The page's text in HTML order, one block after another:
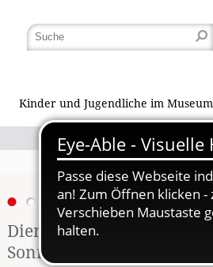
Kinder und Jugendliche im Museum
Dienstag, 17.08. -
Sonntag, 23.08.2026